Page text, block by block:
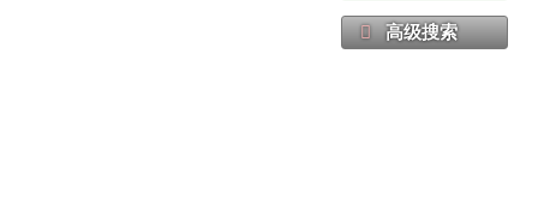
高级搜索